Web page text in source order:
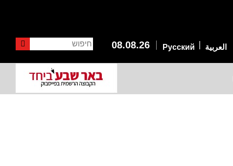
08.08.26 חיפוש
العربية Русский